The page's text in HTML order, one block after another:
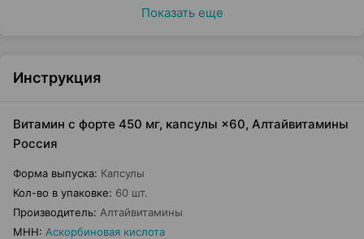
Показать еще
Инструкция
Витамин с форте 450 мг, капсулы ×60, Алтайвитамины
Россия
Форма выпуска: Капсулы
Кол-во в упаковке: 60 шт.
Производитель: Алтайвитамины
МНН: Аскорбиновая кислота